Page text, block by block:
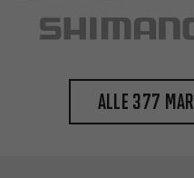
Alle 377